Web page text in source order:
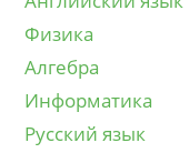
Физика
Алгебра
Информатика
Русский язык